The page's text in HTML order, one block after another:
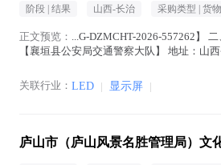
阶段 | 结果 山西-长治 采购类型 | 货物
正文预览： ...G-DZMCHT-2026-557262】
【襄垣县公安局交通警察大队】 地址：山
关联行业： LED | 显示屏 |
庐山市（庐山风景名胜管理局）文